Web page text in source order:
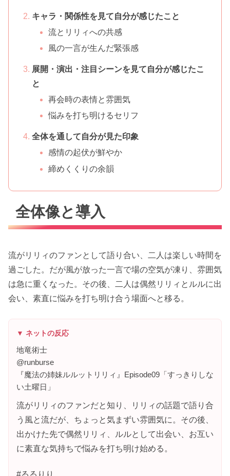
キャラ・関係性を見て自分が感じたこと
流とリリィへの共感
風の一言が生んだ緊張感
展開・演出・注目シーンを見て自分が感じたこ
と
再会時の表情と雰囲気
悩みを打ち明けるセリフ
全体を通して自分が見た印象
感情の起伏が鮮やか
締めくくりの余韻
全体像と導入
流がリリィのファンとして語り合い、二人は楽しい時間を
過ごした。だが風が放った一言で場の空気が凍り、雰囲気
は急に重くなった。その後、二人は偶然リリィとルルに出
会い、素直に悩みを打ち明け合う場面へと移る。
▼ ネットの反応
地竜術士
@runburse
『魔法の姉妹ルルットリリィ』Episode09「すっきりしな
い土曜日」
流がリリィのファンだと知り、リリィの話題で語り合
う風と流だが、ちょっと気まずい雰囲気に。その後、
出かけた先で偶然リリィ、ルルとして出会い、お互い
に素直な気持ちで悩みを打ち明け始める。
#るるりり